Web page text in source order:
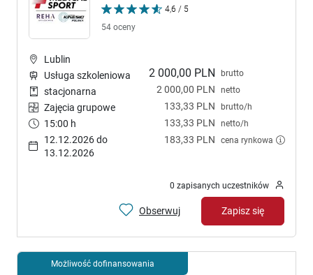
4,6 / 5
54 oceny
2 000,00 PLN brutto
2 000,00 PLN netto
133,33 PLN brutto/h
133,33 PLN netto/h
183,33 PLN cena rynkowa
Lublin
Usługa szkoleniowa
stacjonarna
Zajęcia grupowe
15:00 h
12.12.2026 do
13.12.2026
0 zapisanych uczestników
Obserwuj Zapisz się
Możliwość dofinansowania